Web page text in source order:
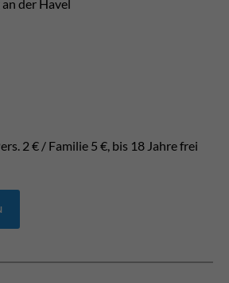
der Havel
2 € / Familie 5 €, bis 18 Jahre frei